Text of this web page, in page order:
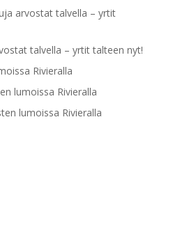
arvostat talvella – yrtit
talvella – yrtit talteen nyt!
Rivieralla
lumoissa Rivieralla
lumoissa Rivieralla